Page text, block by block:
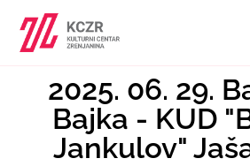
2025. 06. 29.
Bajka - KUD
Jankulov"